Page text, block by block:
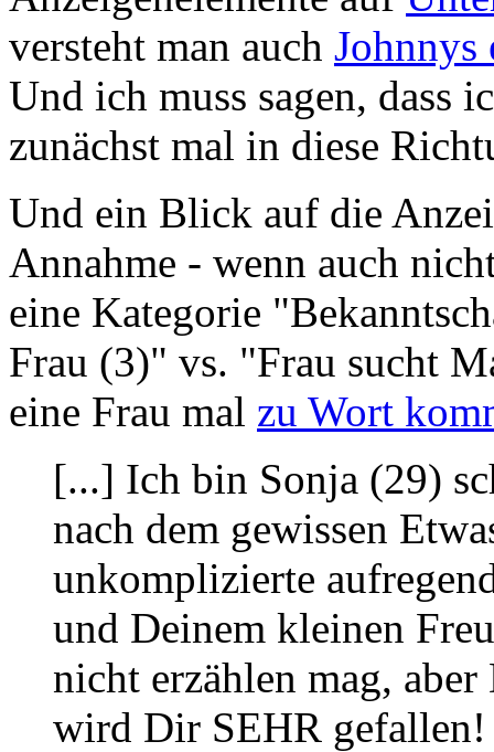
versteht man auch Johnnys
Und ich muss sagen, dass
zunächst mal in diese
Und ein Blick auf die
Annahme - wenn auch
eine Kategorie
Frau (3)" vs. "Frau sucht
eine Frau mal zu Wort
[...] Ich bin Sonja (29)
nach dem gewissen
unkomplizierte
und Deinem kleinen
nicht erzählen mag,
wird Dir SEHR